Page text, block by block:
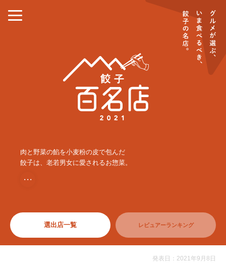
肉と野菜の餡を小麦粉の皮で包んだ
餃子は、老若男女に愛されるお惣菜。
・・・
選出店一覧 レビュアーランキング
発表日：2021年9月8日